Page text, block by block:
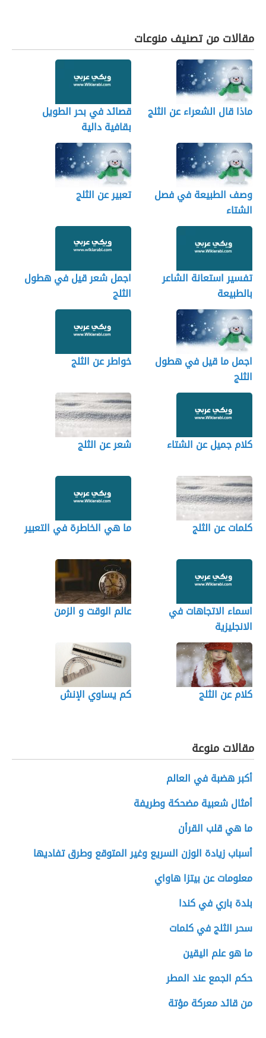
مقالات من تصنيف منوعات
ماذا قال الشعراء عن الثلج
قصائد في بحر الطويل
بقافية دالية
وصف الطبيعة في فصل
الشتاء
تعبير عن الثلج
تفسير استعانة الشاعر
بالطبيعة
اجمل شعر قيل في هطول
الثلج
اجمل ما قيل في هطول
الثلج
خواطر عن الثلج
كلام جميل عن الشتاء شعر عن الثلج
كلمات عن الثلج ما هي الخاطرة في التعبير
اسماء الاتجاهات في
الانجليزية
عالم الوقت و الزمن
كلام عن الثلج كم يساوي الإنش
مقالات منوعة
أكبر هضبة في العالم
أمثال شعبية مضحكة وطريفة
ما هي قلب القرأن
أسباب زيادة الوزن السريع وغير المتوقع وطرق تفاديها
معلومات عن بيتزا هاواي
بلدة باري في كندا
سحر الثلج في كلمات
ما هو علم اليقين
حكم الجمع عند المطر
من قائد معركة مؤتة